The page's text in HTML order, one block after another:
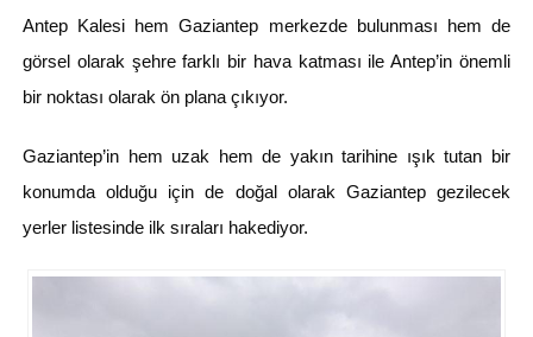
Antep Kalesi hem Gaziantep merkezde bulunması hem de
görsel olarak şehre farklı bir hava katması ile Antep’in önemli
bir noktası olarak ön plana çıkıyor.
Gaziantep’in hem uzak hem de yakın tarihine ışık tutan bir
konumda olduğu için de doğal olarak Gaziantep gezilecek
yerler listesinde ilk sıraları hakediyor.